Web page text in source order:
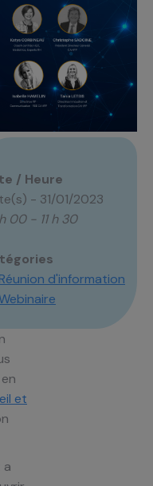
/ Heure
- 31/01/2023
00 - 11 h 30
Réunion d'information
et
a